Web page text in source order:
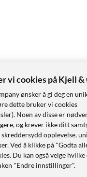
vi cookies på Kjell &
ønsker å gi deg en
dette bruker vi cookies
Noen av disse er
og krever ikke ditt
opplevelse,
Ved å klikke på "Godta
Du kan også velge
"Endre innstillinger".